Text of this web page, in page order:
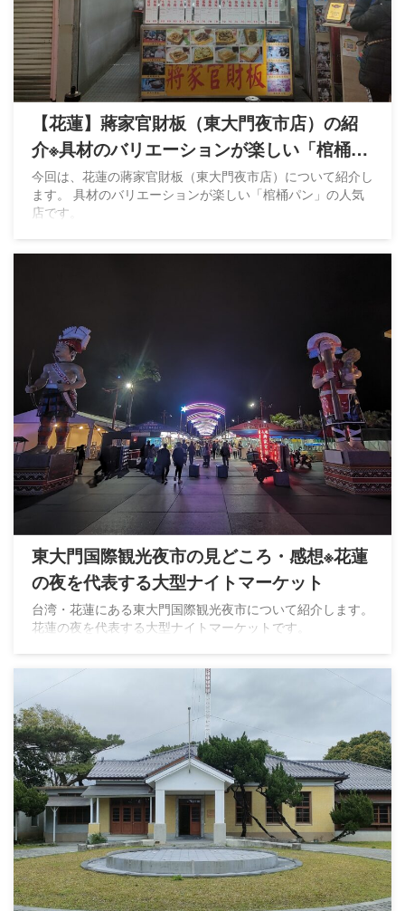
【花蓮】蔣家官財板（東大門夜市店）の紹
介※具材のバリエーションが楽しい「棺桶パ
ン」
今回は、花蓮の蔣家官財板（東大門夜市店）について紹介し
ます。 具材のバリエーションが楽しい「棺桶パン」の人気
店です。
東大門国際観光夜市の見どころ・感想※花蓮
の夜を代表する大型ナイトマーケット
台湾・花蓮にある東大門国際観光夜市について紹介します。
花蓮の夜を代表する大型ナイトマーケットです。